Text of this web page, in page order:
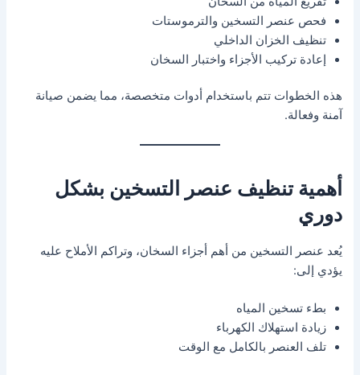
فحص عنصر التسخين والترموستات
تنظيف الخزان الداخلي
إعادة تركيب الأجزاء واختبار السخان
هذه الخطوات تتم باستخدام أدوات متخصصة، مما يضمن صيانة
آمنة وفعالة.
أهمية تنظيف عنصر التسخين بشكل
دوري
يُعد عنصر التسخين من أهم أجزاء السخان، وتراكم الأملاح عليه
يؤدي إلى:
بطء تسخين المياه
زيادة استهلاك الكهرباء
تلف العنصر بالكامل مع الوقت